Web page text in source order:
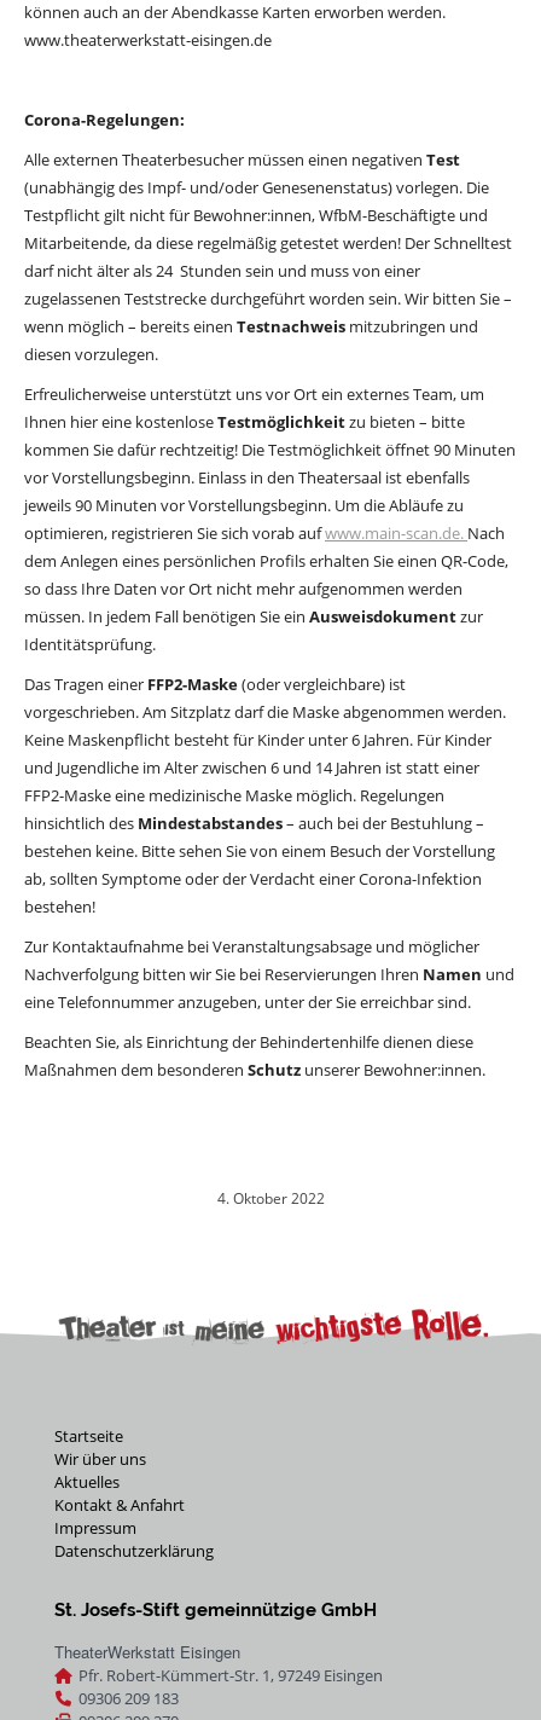
können auch an der Abendkasse Karten erworben werden.
www.theaterwerkstatt-eisingen.de
Corona-Regelungen:
Alle externen Theaterbesucher müssen einen negativen Test
(unabhängig des Impf- und/oder Genesenenstatus) vorlegen. Die
Testpflicht gilt nicht für Bewohner:innen, WfbM-Beschäftigte und
Mitarbeitende, da diese regelmäßig getestet werden! Der Schnelltest
darf nicht älter als 24 Stunden sein und muss von einer
zugelassenen Teststrecke durchgeführt worden sein. Wir bitten Sie –
wenn möglich – bereits einen Testnachweis mitzubringen und
diesen vorzulegen.
Erfreulicherweise unterstützt uns vor Ort ein externes Team, um
Ihnen hier eine kostenloseTestmöglichkeitzu bieten – bitte
kommen Sie dafür rechtzeitig! Die Testmöglichkeit öffnet 90 Minuten
vor Vorstellungsbeginn. Einlass in den Theatersaal ist ebenfalls
jeweils 90 Minuten vor Vorstellungsbeginn. Um die Abläufe zu
optimieren, registrieren Sie sich vorab aufwww.main-scan.de. Nach
dem Anlegen eines persönlichen Profils erhalten Sie einen QR-Code,
so dass Ihre Daten vor Ort nicht mehr aufgenommen werden
müssen. In jedem Fall benötigen Sie ein Ausweisdokumentzur
Identitätsprüfung.
Das Tragen einer FFP2-Maske(oder vergleichbare) ist
vorgeschrieben. Am Sitzplatz darf die Maske abgenommen werden.
Keine Maskenpflicht besteht für Kinder unter 6 Jahren. Für Kinder
und Jugendliche im Alter zwischen 6 und 14 Jahren ist statt einer
FFP2-Maske eine medizinische Maske möglich. Regelungen
hinsichtlich des Mindestabstandes– auch bei der Bestuhlung –
bestehen keine. Bitte sehen Sie von einem Besuch der Vorstellung
ab, sollten Symptome oder der Verdacht einer Corona-Infektion
bestehen!
Zur Kontaktaufnahme bei Veranstaltungsabsage und möglicher
Nachverfolgung bitten wir Sie bei Reservierungen Ihren Namen und
eine Telefonnummer anzugeben, unter der Sie erreichbar sind.
Beachten Sie, als Einrichtung der Behindertenhilfe dienen diese
Maßnahmen dem besonderen Schutz unserer Bewohner:innen.
4. Oktober 2022
Startseite
Wir über uns
Aktuelles
Kontakt & Anfahrt
Impressum
Datenschutzerklärung
St. Josefs-Stift gemeinnützige GmbH
TheaterWerkstatt Eisingen
Pfr. Robert-Kümmert-Str. 1,97249 Eisingen
09306 209 183